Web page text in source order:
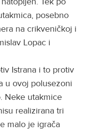
posebno
na crikveničkoj i
Lopac i
Istrana i to protiv
u ovoj polusezoni
Neke utakmice
realizirana tri
malo je igrača